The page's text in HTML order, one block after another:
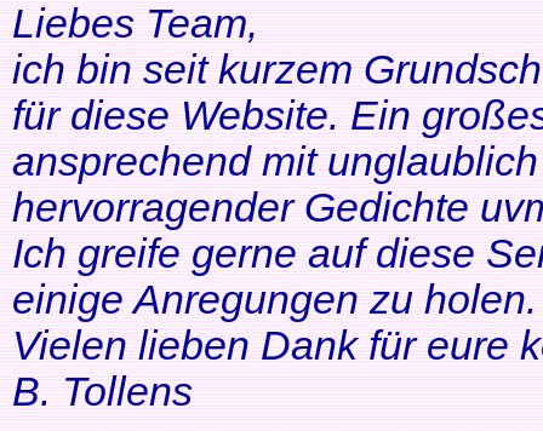
Liebes Team,
ich bin seit kurzem
für diese Website. Ein
ansprechend mit
hervorragender Gedichte
Ich greife gerne auf diese
einige Anregungen zu
Vielen lieben Dank für eure
B. Tollens